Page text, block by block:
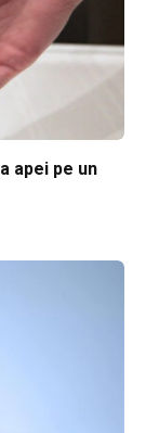
apei pe un